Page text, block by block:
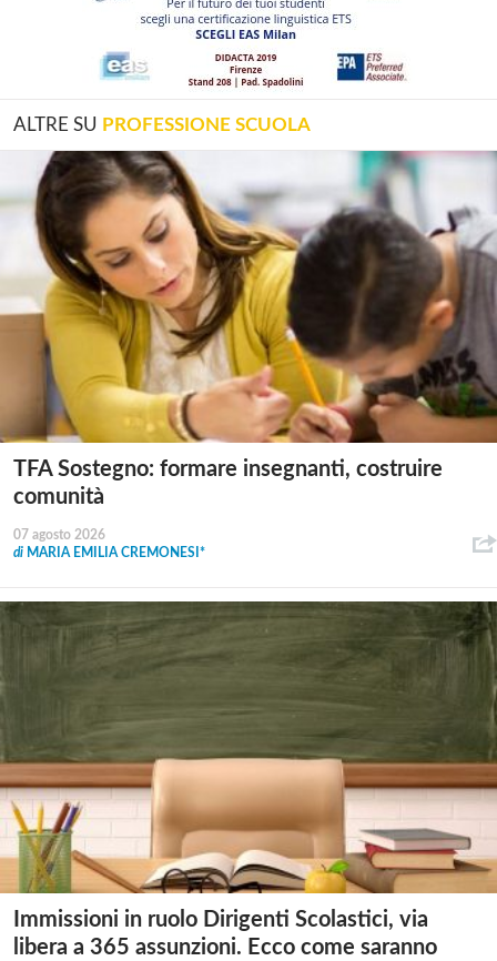
ALTRE SU PROFESSIONE SCUOLA
TFA Sostegno: formare insegnanti, costruire
comunità
07 agosto 2026
di MARIA EMILIA CREMONESI*
Immissioni in ruolo Dirigenti Scolastici, via
libera a 365 assunzioni. Ecco come saranno